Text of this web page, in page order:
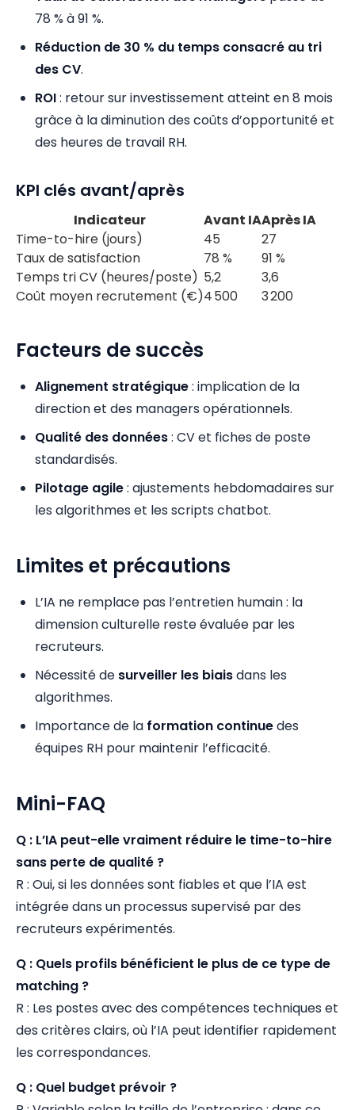
78 % à 91 %.
Réduction de 30 % du temps consacré au tri
des CV.
ROI: retour sur investissement atteint en 8 mois
grâce à la diminution des coûts d’opportunité et
des heures de travail RH.
KPI clés avant/après
Indicateur Avant IAAprès IA
Time-to-hire (jours)
45
27
Taux de satisfaction
78 %
91 %
Temps tri CV (heures/poste) 5,2
3,6
Coût moyen recrutement (€)4 500 3 200
Facteurs de succès
Alignement stratégique: implication de la
direction et des managers opérationnels.
Qualité des données: CV et fiches de poste
standardisés.
Pilotage agile: ajustements hebdomadaires sur
les algorithmes et les scripts chatbot.
Limites et précautions
L’IA ne remplace pas l’entretien humain : la
dimension culturelle reste évaluée par les
recruteurs.
Nécessité de surveiller les biaisdans les
algorithmes.
Importance de la formation continuedes
équipes RH pour maintenir l’efficacité.
Mini-FAQ
Q : L’IA peut-elle vraiment réduire le time-to-hire
sans perte de qualité ?
R : Oui, si les données sont fiables et que l’IA est
intégrée dans un processus supervisé par des
recruteurs expérimentés.
Q : Quels profils bénéficient le plus de ce type de
matching ?
R : Les postes avec des compétences techniques et
des critères clairs, où l’IA peut identifier rapidement
les correspondances.
Q : Quel budget prévoir ?